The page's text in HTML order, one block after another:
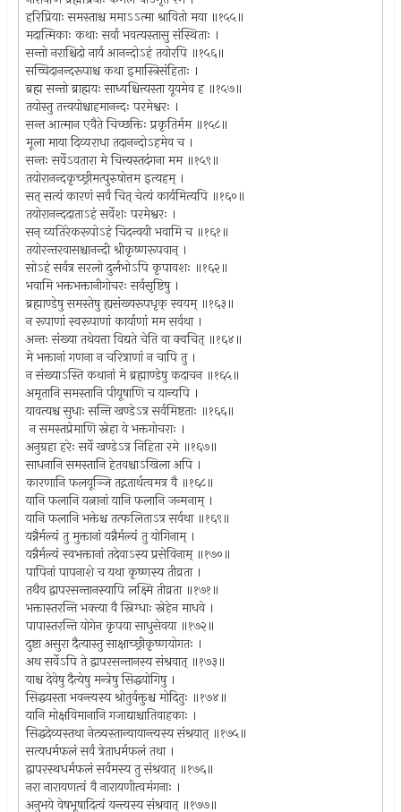
हरिप्रियाः समस्ताश्च ममाऽऽत्मा श्रावितो मया ॥१५५॥
मदात्मिकाः कथाः सर्वा भवत्यस्तासु संस्थिताः ।
सन्तो नराश्चिदो नार्य आनन्दोऽहं तयोरपि ॥१५६॥
सच्चिदानन्दरूपाश्च कथा इमास्त्रिसंहिताः ।
ब्रह्म सन्तो ब्राह्मयः साध्यश्चित्त्यस्ता यूयमेव ह ॥१५७॥
तयोस्तु तत्त्वयोश्चाहमानन्दः परमेश्वरः ।
सन्त आत्मान एवैते चिच्छक्तिः प्रकृतिर्मम ॥१५८॥
मूला माया दिव्यराधा तदानन्दोऽहमेव च ।
सन्तः सर्वेऽवतारा मे चित्त्यस्तदंगना मम ॥१५९॥
तयोरानन्दकृच्छ्रीमत्पुरुषोत्तम इत्यहम् ।
सत् सत्यं कारणं सर्वं चित् चेत्यं कार्यमित्यपि ॥१६०॥
तयोरानन्ददाताऽहं सर्वेशः परमेश्वरः ।
सन् व्यतिरेकरूपोऽहं चिदन्वयी भवामि च ॥१६१॥
तयोरन्तरवासश्चानन्दी श्रीकृष्णरूपवान् ।
सोऽहं सर्वत्र सरलो दुर्लभोऽपि कृपावशः ॥१६२॥
भवामि भक्तभक्तानीगोचरः सर्वसृष्टिषु ।
ब्रह्माण्डेषु समस्तेषु ह्यसंख्यरूपधृक् स्वयम् ॥१६३॥
न रूपाणां स्वरूपाणां कार्याणां मम सर्वथा ।
अन्तः संख्या तथेयत्ता विद्यते चेति वा क्वचित् ॥१६४॥
मे भक्तानां गणना न चरित्राणां न चापि तु ।
न संख्याऽस्ति कथानां मे ब्रह्माण्डेषु कदाचन ॥१६५॥
अमृतानि समस्तानि पीयूषाणि च यान्यपि ।
यावत्यश्च सुधाः सन्ति खण्डेऽत्र सर्वमिष्टताः ॥१६६॥
न समस्तप्रेमाणि स्नेहा ये भक्तगोचराः ।
अनुग्रहा हरेः सर्वे खण्डेऽत्र निहिता रमे ॥१६७॥
साधनानि समस्तानि हेतवश्चाऽखिला अपि ।
कारणानि फलयूञ्जि तद्गतार्थत्वमत्र वै ॥१६८॥
यानि फलानि यत्नानां यानि फलानि जन्मनाम् ।
यानि फलानि भक्तेश्च तत्फलिताऽत्र सर्वथा ॥१६९॥
यन्नैर्मल्यं तु मुक्तानां यन्नैर्मल्यं तु योगिनाम् ।
यन्नैर्मल्यं स्वभक्तानां तदेवाऽस्य प्रसेविनाम् ॥१७०॥
पापिनां पापनाशे च यथा कृष्णस्य तीव्रता ।
तथैव द्वापरसन्तानस्यापि लक्ष्मि तीव्रता ॥१७१॥
भक्तास्तरन्ति भक्त्या वै स्निग्धाः स्नेहेन माधवे ।
पापास्तरन्ति योगेन कृपया साधुसेवया ॥१७२॥
दुष्टा असुरा दैत्यास्तु साक्षाच्छ्रीकृष्णयोगतः ।
अथ सर्वेऽपि ते द्वापरसन्तानस्य संश्रवात् ॥१७३॥
याश्च देवेषु दैत्येषु मन्त्रेषु सिद्धयोगिषु ।
सिद्धयस्ता भवन्त्यस्य श्रोतुर्वक्तुश्च मोदितुः ॥१७४॥
यानि मोक्षविमानानि गजाद्याश्चातिवाहकाः ।
सिद्धदेव्यस्तथा नेत्त्र्यस्तान्यायान्त्यस्य संश्रयात् ॥१७५॥
सत्यधर्मफलं सर्वं त्रेताधर्मफलं तथा ।
द्वापरस्थधर्मफलं सर्वमस्य तु संश्रवात् ॥१७६॥
नरा नारायणत्वं वै नारायणीत्वमंगनाः ।
अनुभये वेषभूषादित्वं यन्त्यस्य संश्रवात् ॥१७७॥